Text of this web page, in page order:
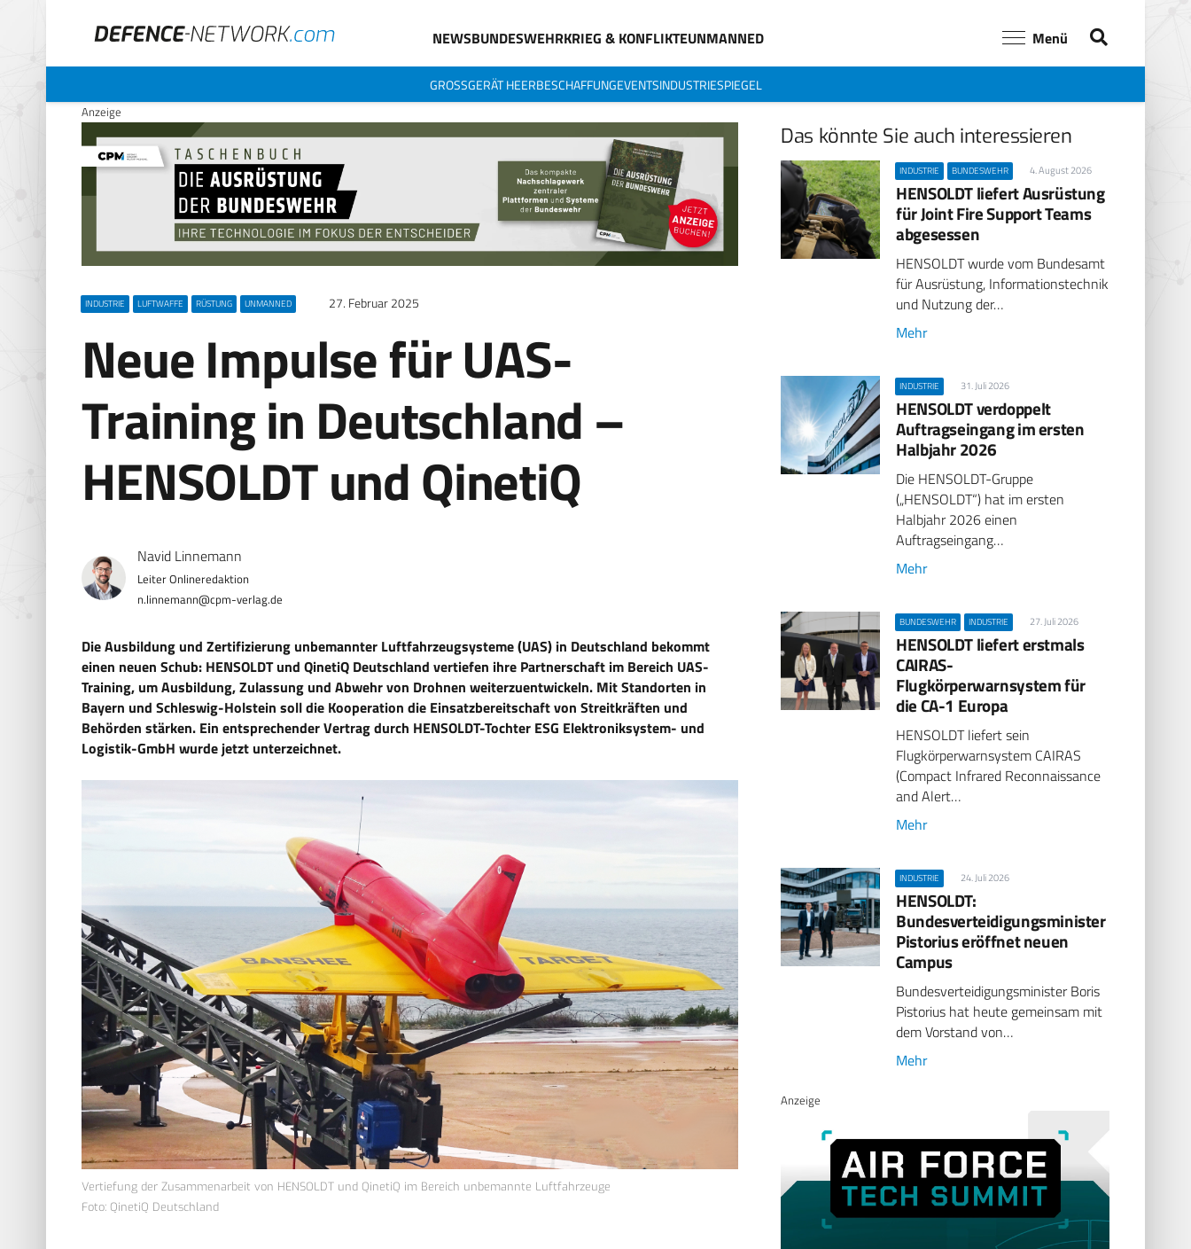
NEWSBUNDESWEHRKRIEG & KONFLIKTEUNMANNED Menü
GROSSGERÄT HEERBESCHAFFUNGEVENTSINDUSTRIESPIEGEL
Anzeige
INDUSTRIE LUFTWAFFE RÜSTUNG UNMANNED 27. Februar 2025
Neue Impulse für UAS-
Training in Deutschland –
HENSOLDT und QinetiQ
Navid Linnemann
Leiter Onlineredaktion
n.linnemann@cpm-verlag.de
Die Ausbildung und Zertifizierung unbemannter Luftfahrzeugsysteme (UAS) in Deutschland bekommt
einen neuen Schub: HENSOLDT und QinetiQ Deutschland vertiefen ihre Partnerschaft im Bereich UAS-
Training, um Ausbildung, Zulassung und Abwehr von Drohnen weiterzuentwickeln. Mit Standorten in
Bayern und Schleswig-Holstein soll die Kooperation die Einsatzbereitschaft von Streitkräften und
Behörden stärken. Ein entsprechender Vertrag durch HENSOLDT-Tochter ESG Elektroniksystem- und
Logistik-GmbH wurde jetzt unterzeichnet.
Vertiefung der Zusammenarbeit von HENSOLDT und QinetiQ im Bereich unbemannte Luftfahrzeuge
Foto: QinetiQ Deutschland
Das könnte Sie auch interessieren
INDUSTRIE BUNDESWEHR 4. August 2026
HENSOLDT liefert Ausrüstung
für Joint Fire Support Teams
abgesessen
HENSOLDT wurde vom Bundesamt
für Ausrüstung, Informationstechnik
und Nutzung der…
Mehr
INDUSTRIE 31. Juli 2026
HENSOLDT verdoppelt
Auftragseingang im ersten
Halbjahr 2026
Die HENSOLDT-Gruppe
(„HENSOLDT“) hat im ersten
Halbjahr 2026 einen
Auftragseingang…
Mehr
BUNDESWEHR INDUSTRIE 27. Juli 2026
HENSOLDT liefert erstmals
CAIRAS-
Flugkörperwarnsystem für
die CA-1 Europa
HENSOLDT liefert sein
Flugkörperwarnsystem CAIRAS
(Compact Infrared Reconnaissance
and Alert…
Mehr
INDUSTRIE 24. Juli 2026
HENSOLDT:
Bundesverteidigungsminister
Pistorius eröffnet neuen
Campus
Bundesverteidigungsminister Boris
Pistorius hat heute gemeinsam mit
dem Vorstand von…
Mehr
Anzeige